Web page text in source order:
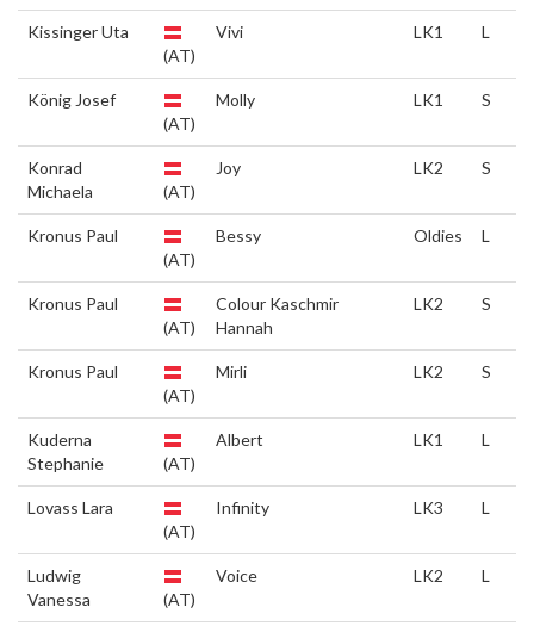
Kissinger Uta
(AT)
Vivi LK1 L
König Josef
(AT)
Molly LK1 S
Konrad
Michaela
(AT)
Joy LK2 S
Kronus Paul
(AT)
Bessy Oldies L
Kronus Paul
(AT)
Colour Kaschmir
Hannah
LK2 S
Kronus Paul
(AT)
Mirli LK2 S
Kuderna
Stephanie
(AT)
Albert LK1 L
Lovass Lara
(AT)
Infinity LK3 L
Ludwig
Vanessa
(AT)
Voice LK2 L